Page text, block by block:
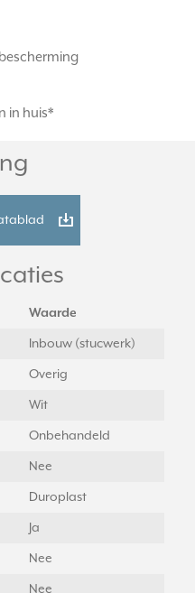
in huis*
Waarde
Inbouw (stucwerk)
Overig
Wit
Onbehandeld
Nee
Duroplast
Ja
Nee
Nee